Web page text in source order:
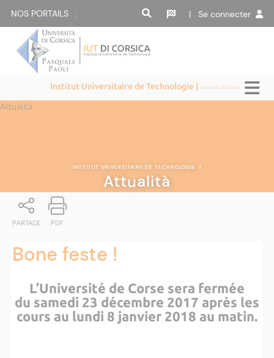
NOS PORTAILS : | Se connecter
Institut Universitaire de Technologie |Università di Corsica
Attualità
INSTITUT UNIVERSITAIRE DE TECHNOLOGIE |
Attualità
PARTAGE PDF
Bone feste !
L’Université de Corse sera fermée
du samedi 23 décembre 2017 après les
cours au lundi 8 janvier 2018 au matin.